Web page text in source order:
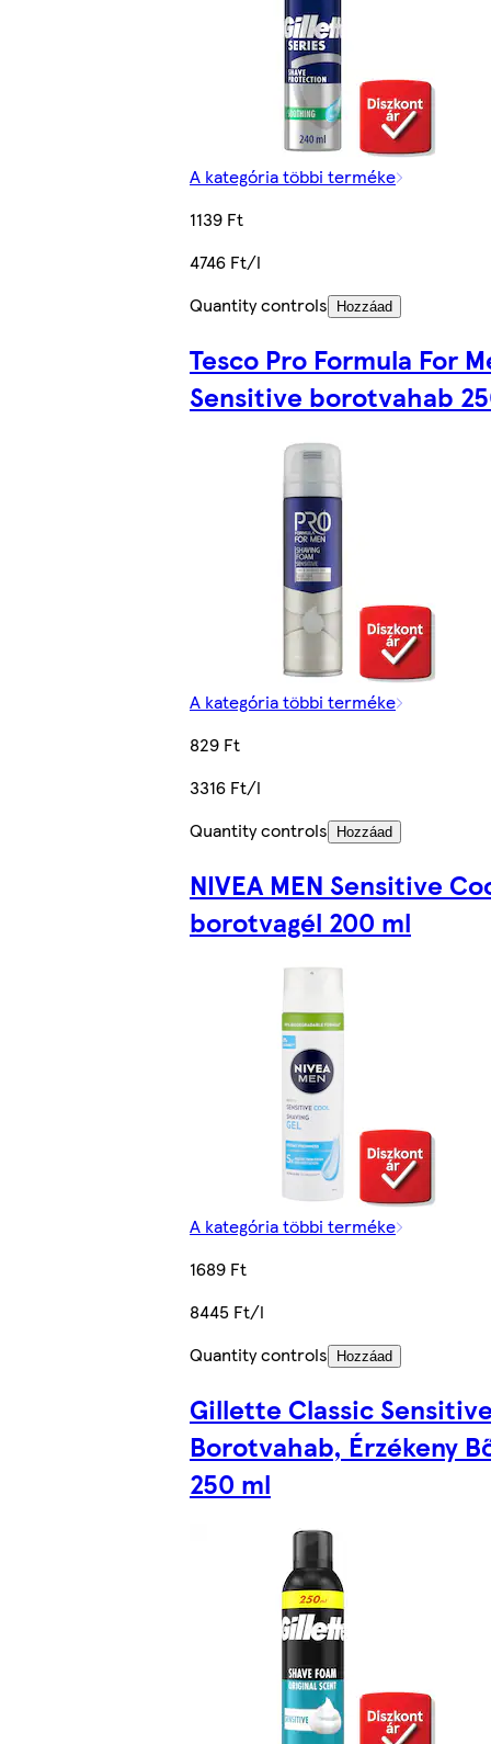
A kategória többi terméke
1139 Ft
4746 Ft/l
Quantity controls
Hozzáad
Tesco Pro Formula For
Sensitive borotvahab
A kategória többi terméke
829 Ft
3316 Ft/l
Quantity controls
Hozzáad
NIVEA MEN Sensitive
borotvagél 200 ml
A kategória többi terméke
1689 Ft
8445 Ft/l
Quantity controls
Hozzáad
Gillette Classic
Borotvahab, Érzékeny
250 ml